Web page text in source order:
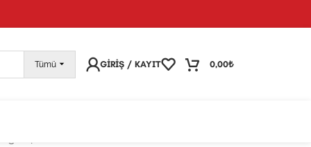
vermeye devam edebilirsiniz; tüm kargolarınız
Tümü GIRIŞ / KAYIT 0,00₺